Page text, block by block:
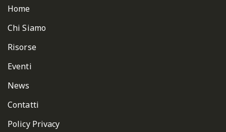
Home
Chi Siamo
Risorse
Eventi
News
Contatti
Policy Privacy